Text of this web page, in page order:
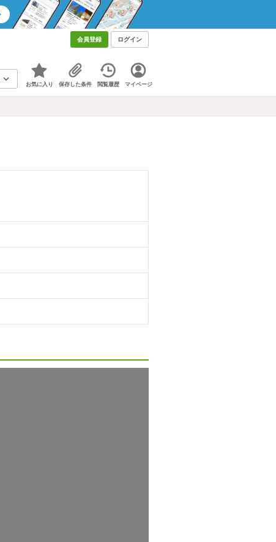
会員登録 ログイン
お気に入り 保存した条件 閲覧履歴 マイページ